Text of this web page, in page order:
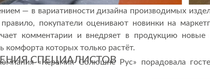
— в вариативности дизайна производимых
покупатели оценивают новинки на
комментарии и внедряет в продукцию
комфорта которых только растёт.
СПЕЦИАЛИСТОВ
«Керамик Солюшнс Рус» порадовала